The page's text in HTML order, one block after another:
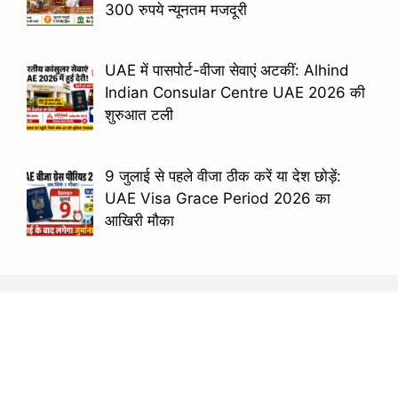
300 रुपये न्यूनतम मजदूरी
UAE में पासपोर्ट-वीजा सेवाएं अटकीं: Alhind
Indian Consular Centre UAE 2026 की
शुरुआत टली
9 जुलाई से पहले वीजा ठीक करें या देश छोड़ें:
UAE Visa Grace Period 2026 का
आखिरी मौका